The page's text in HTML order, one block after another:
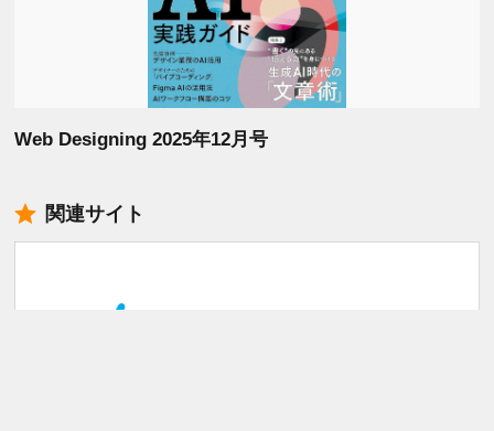
Web Designing 2025年12月号
関連サイト